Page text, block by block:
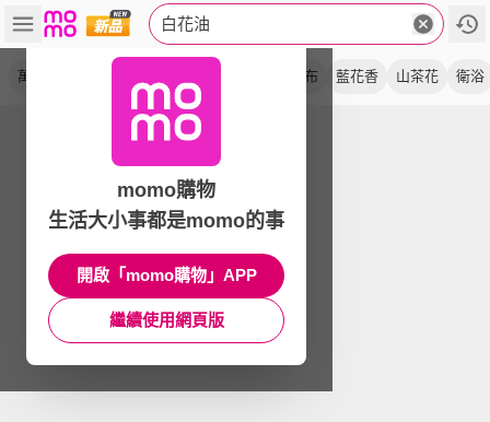
白花油
萬應 油畫布 藍花香 山茶花 衛浴
momo購物
生活大小事都是momo的事
開啟「momo購物」APP
繼續使用網頁版